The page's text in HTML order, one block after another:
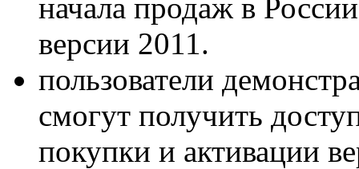
начала продаж в
версии 2011.
пользователи
смогут получить
покупки и активации